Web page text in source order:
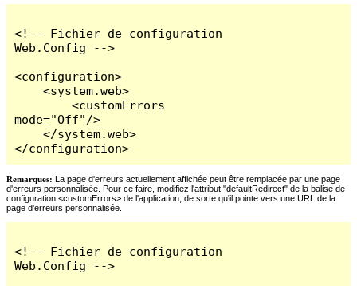
<!-- Fichier de configuration
Web.Config -->
<configuration>
    <system.web>
        <customErrors
mode="Off"/>
    </system.web>
</configuration>
Remarques: La page d'erreurs actuellement affichée peut être remplacée par une page
d'erreurs personnalisée. Pour ce faire, modifiez l'attribut "defaultRedirect" de la balise de
configuration <customErrors> de l'application, de sorte qu'il pointe vers une URL de la
page d'erreurs personnalisée.
<!-- Fichier de configuration
Web.Config -->